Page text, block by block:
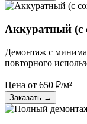
Аккуратный (с
Демонтаж с
повторного
Цена от 650 ₽/м²
Заказать →